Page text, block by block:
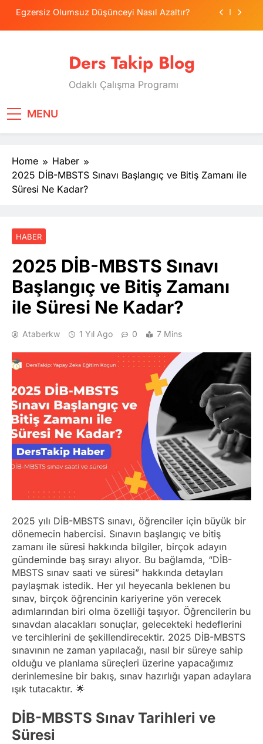
SkipEgzersiz Olumsuz Düşünceyi Nasıl Azaltır?
Tercih Stresinde Veliler Çocuğa Nasıl Destek
Tekrarlama Zorlantısı: Neden Geçmişi
Egzersiz Olumsuz Düşünceyi Nasıl Azaltır?
Psikolojide Sistematik Duyarsızlaştırma
Tercih Stresinde Veliler Çocuğa Nasıl Destek
Olur?
Ders Takip Blog
Odaklı Çalışma Programı
MENU
Home
Haber
2025 DİB-MBSTS Sınavı Başlangıç ve Bitiş Zamanı ile
Süresi Ne Kadar?
HABER
2025 DİB-MBSTS Sınavı
Başlangıç ve Bitiş Zamanı
ile Süresi Ne Kadar?
Ataberkw 1 Yıl Ago 0 7 Mins
2025 yılı DİB-MBSTS sınavı, öğrenciler için büyük bir
dönemecin habercisi. Sınavın başlangıç ve bitiş
zamanı ile süresi hakkında bilgiler, birçok adayın
gündeminde baş sırayı alıyor. Bu bağlamda, “DİB-
MBSTS sınav saati ve süresi” hakkında detayları
paylaşmak istedik. Her yıl heyecanla beklenen bu
sınav, birçok öğrencinin kariyerine yön verecek
adımlarından biri olma özelliği taşıyor. Öğrencilerin bu
sınavdan alacakları sonuçlar, gelecekteki hedeflerini
ve tercihlerini de şekillendirecektir. 2025 DİB-MBSTS
sınavının ne zaman yapılacağı, nasıl bir süreye sahip
olduğu ve planlama süreçleri üzerine yapacağımız
derinlemesine bir bakış, sınav hazırlığı yapan adaylara
ışık tutacaktır. 🌟
DİB-MBSTS Sınav Tarihleri ve
Süresi